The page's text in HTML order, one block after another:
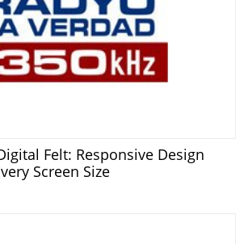
Felt: Responsive Design
Screen Size